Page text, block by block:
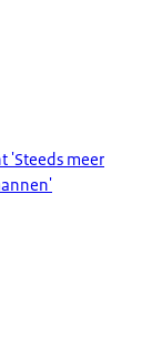
'Steeds meer